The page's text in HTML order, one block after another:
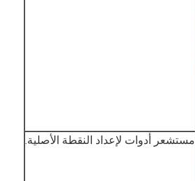
مستشعر أدوات لإعداد النقطة الأصلية.